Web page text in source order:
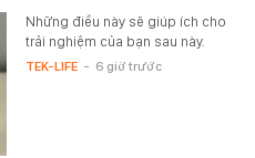
Những điều này sẽ giúp ích cho
trải nghiệm của bạn sau này.
TEK-LIFE - 6 giờ trước